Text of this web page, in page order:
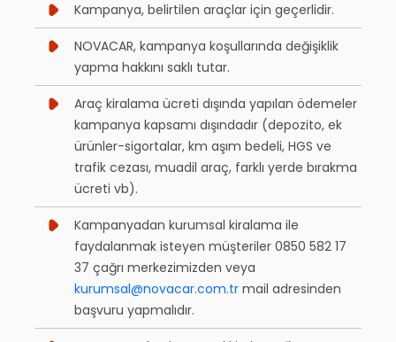
Kampanya, belirtilen araçlar için geçerlidir.
NOVACAR, kampanya koşullarında değişiklik
yapma hakkını saklı tutar.
Araç kiralama ücreti dışında yapılan ödemeler
kampanya kapsamı dışındadır (depozito, ek
ürünler-sigortalar, km aşım bedeli, HGS ve
trafik cezası, muadil araç, farklı yerde bırakma
ücreti vb).
Kampanyadan kurumsal kiralama ile
faydalanmak isteyen müşteriler 0850 582 17
37 çağrı merkezimizden veya
kurumsal@novacar.com.trmail adresinden
başvuru yapmalıdır.